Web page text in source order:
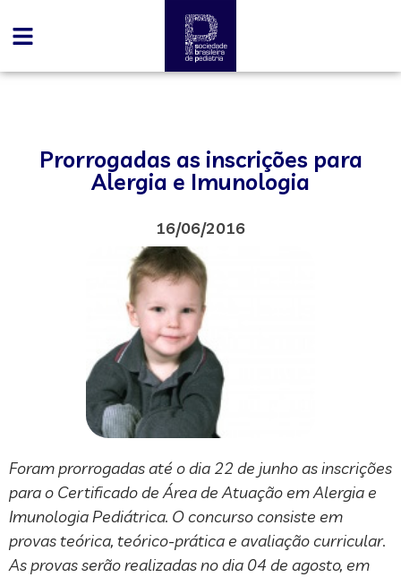
Prorrogadas as inscrições para
Alergia e Imunologia
16/06/2016
Foram prorrogadas até o dia 22 de junho as inscrições
para o Certificado de Área de Atuação em Alergia e
Imunologia Pediátrica. O concurso consiste em
provas teórica, teórico-prática e avaliação curricular.
As provas serão realizadas no dia 04 de agosto, em